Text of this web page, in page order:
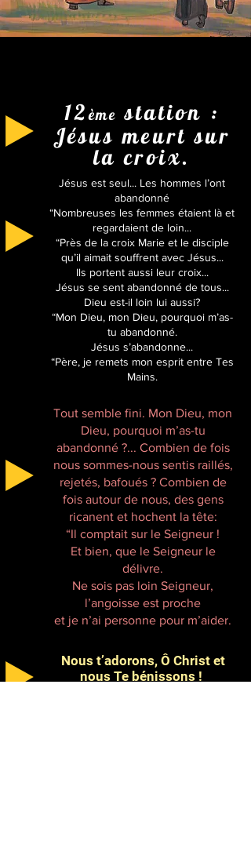
12ème station :
Jésus meurt sur
la croix.
Jésus est seul... Les hommes l’ont
abandonné
“Nombreuses les femmes étaient là et
regardaient de loin...
“Près de la croix Marie et le disciple
qu’il aimait souffrent avec Jésus...
Ils portent aussi leur croix...
Jésus se sent abandonné de tous...
Dieu est-il loin lui aussi?
“Mon Dieu, mon Dieu, pourquoi m’as-
tu abandonné.
Jésus s’abandonne...
“Père, je remets mon esprit entre Tes
Mains.
Tout semble fini. Mon Dieu, mon
Dieu, pourquoi m’as-tu
abandonné ?... Combien de fois
nous sommes-nous sentis raillés,
rejetés, bafoués ? Combien de
fois autour de nous, des gens
ricanent et hochent la tête:
“Il comptait sur le Seigneur !
Et bien, que le Seigneur le
délivre.
Ne sois pas loin Seigneur,
l’angoisse est proche
et je n’ai personne pour m’aider.
Nous t’adorons, Ô Christ et
nous Te bénissons !